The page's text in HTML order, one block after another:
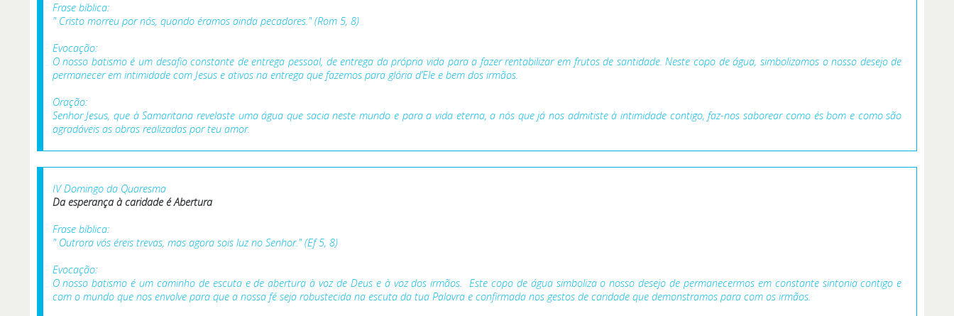
Frase bíblica:
" Cristo morreu por nós, quando éramos ainda pecadores." (Rom 5, 8)
Evocação:
O nosso batismo é um desafio constante de entrega pessoal, de entrega da própria vida para a fazer rentabilizar em frutos de santidade. Neste copo de água, simbolizamos o nosso desejo de
permanecer em intimidade com Jesus e ativos na entrega que fazemos para glória d’Ele e bem dos irmãos.
Oração:
Senhor Jesus, que à Samaritana revelaste uma água que sacia neste mundo e para a vida eterna, a nós que já nos admitiste à intimidade contigo, faz-nos saborear como és bom e como são
agradáveis as obras realizadas por teu amor.
IV Domingo da Quaresma
Da esperança à caridade éAbertura
Frase bíblica:
" Outrora vós éreis trevas, mas agora sois luz no Senhor." (Ef 5, 8)
Evocação:
O nosso batismo é um caminho de escuta e de abertura à voz de Deus e à voz dos irmãos. Este copo de água simboliza o nosso desejo de permanecermos em constante sintonia contigo e
com o mundo que nos envolve para que a nossa fé seja robustecida na escuta da tua Palavra e confirmada nos gestos de caridade que demonstramos para com os irmãos.